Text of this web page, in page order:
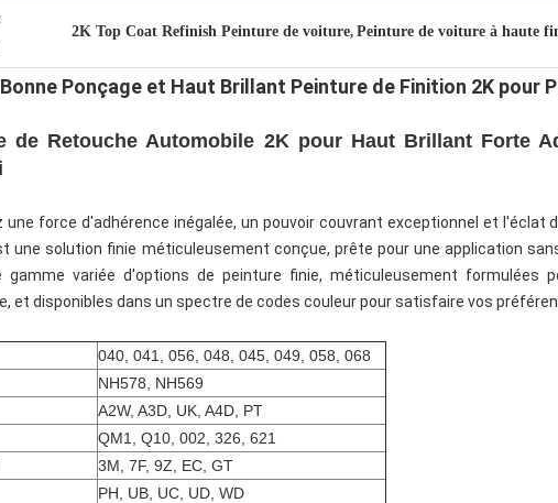
2K Top Coat Refinish Peinture de voiture, Peinture de voiture à haute
Ponçage et Haut Brillant Peinture de Finition 2K pour
de Retouche Automobile 2K pour Haut Brillant Forte
une force d'adhérence inégalée, un pouvoir couvrant exceptionnel et
une solution finie méticuleusement conçue, prête pour une application
gamme variée d'options de peinture finie, méticuleusement formulées
et disponibles dans un spectre de codes couleur pour satisfaire vos
040 , 041, 056, 048, 045, 049, 058, 068
NH578, NH569
A2W, A3D, UK, A4D, PT
QM1, Q10, 002, 326, 621
3M, 7F, 9Z, EC, GT
PH, UB, UC, UD, WD